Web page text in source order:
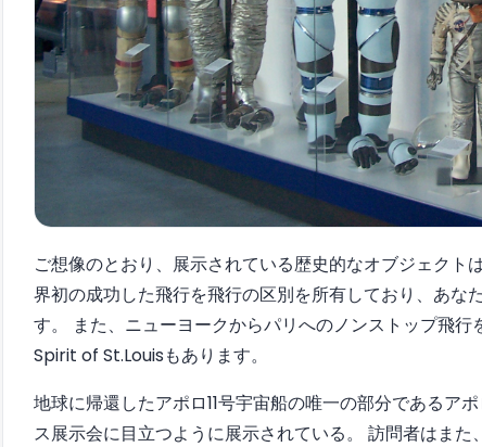
ご想像のとおり、展示されている歴史的なオブジェクト
界初の成功した飛行を飛行の区別を所有しており、あな
す。 また、ニューヨークからパリへのノンストップ飛
Spirit of St.Louisもあります。
地球に帰還したアポロ11号宇宙船の唯一の部分であるア
ス展示会に目立つように展示されている。 訪問者はま